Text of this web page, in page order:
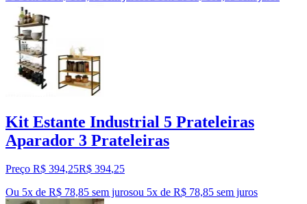
Kit Estante Industrial 5 Prateleiras
Aparador 3 Prateleiras
Preço R$ 394,25R$ 394,25
Ou 5x de R$ 78,85 sem jurosou 5x de R$ 78,85 sem juros